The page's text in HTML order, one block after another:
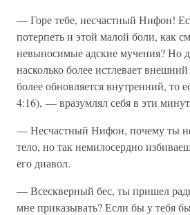
— Горе тебе, несчастный Нифон!
потерпеть и этой малой боли, как
невыносимые адские мучения? Но
насколько более истлевает
более обновляется внутренний, то
4:16), — вразумлял себя в эти
— Несчастный Нифон, почему ты
тело, но так немилосердно
его диавол.
— Всескверный бес, ты пришел
мне приказывать? Если бы у тебя